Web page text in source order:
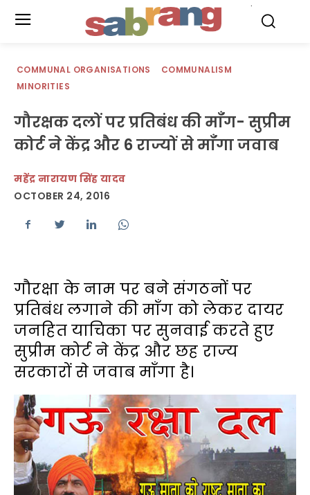
COMMUNAL ORGANISATIONS
COMMUNALISM
MINORITIES
गौरक्षक दलों पर प्रतिबंध की माँग- सुप्रीम
कोर्ट ने केंद्र और 6 राज्यों से माँगा जवाब
महेंद्र नारायण सिंह यादव
OCTOBER 24, 2016
गौरक्षा के नाम पर बने संगठनों पर
प्रतिबंध लगाने की माँग को लेकर दायर
जनहित याचिका पर सुनवाई करते हुए
सुप्रीम कोर्ट ने केंद्र और छह राज्य
सरकारों से जवाब माँगा है।